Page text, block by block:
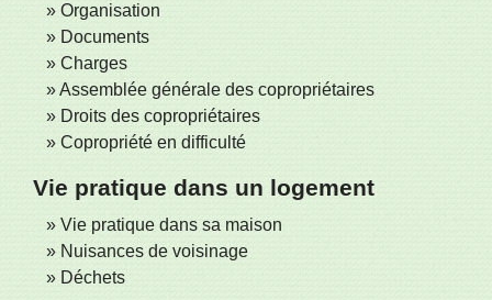
Organisation
Documents
Charges
Assemblée générale des copropriétaires
Droits des copropriétaires
Copropriété en difficulté
Vie pratique dans un logement
Vie pratique dans sa maison
Nuisances de voisinage
Déchets